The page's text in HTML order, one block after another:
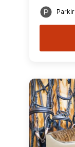
Parkir